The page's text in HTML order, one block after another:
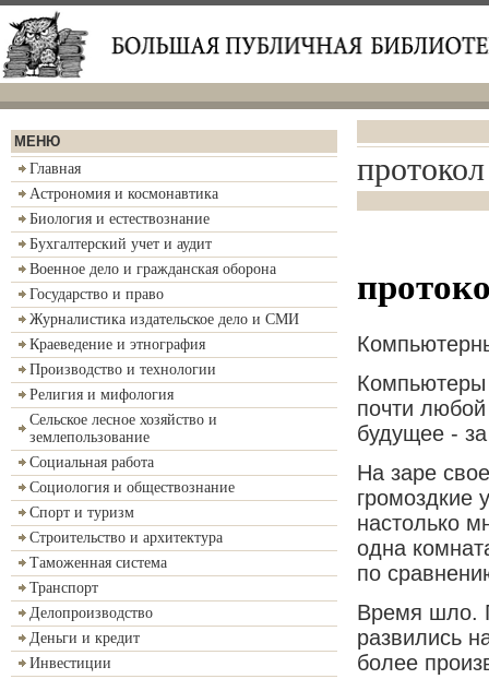
МЕНЮ
Главная
Астрономия и космонавтика
Биология и естествознание
Бухгалтерский учет и аудит
Военное дело и гражданская оборона
Государство и право
Журналистика издательское дело и СМИ
Краеведение и этнография
Производство и технологии
Религия и мифология
Сельское лесное хозяйство и
землепользование
Социальная работа
Социология и обществознание
Спорт и туризм
Строительство и архитектура
Таможенная система
Транспорт
Делопроизводство
Деньги и кредит
Инвестиции
Компьютеры
почти любой
будущее -
На заре
громоздкие
настолько
одна
по
Время шло.
развились
более